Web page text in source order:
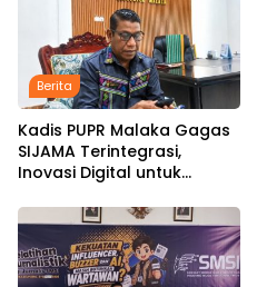
Berita
Kadis PUPR Malaka Gagas
SIJAMA Terintegrasi,
Inovasi Digital untuk
Infrastruktur